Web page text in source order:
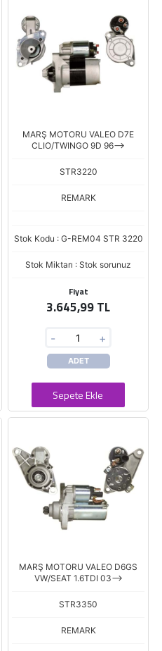
MARŞ MOTORU VALEO D7E
CLIO/TWINGO 9D 96-->
STR3220
REMARK
Stok Kodu : G-REM04 STR 3220
Stok Miktarı : Stok sorunuz
Fiyat
3.645,99 TL
- +
ADET
Sepete Ekle
MARŞ MOTORU VALEO D6GS
VW/SEAT 1.6TDI 03-->
STR3350
REMARK